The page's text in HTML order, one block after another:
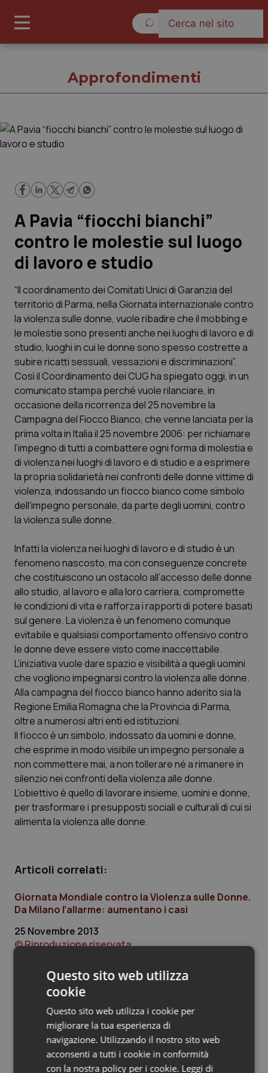
Governo e Parlamento
Regioni e Asl
Lavoro e Professioni
Scienza e Farmaci
Studi e Analisi
Lettere al direttore
Edizioni Regionali
QS Pro
Professionisti Sanitari.AI
Abruzzo
Basilicata
Calabria
Campania
Emilia-Romagna
Friuli Venezia Giulia
Lazio
Liguria
Lombardia
Marche
Molise
Piemonte
Sardegna
Sicilia
Toscana
Umbria
QS Pro Gold
Artrite & artrosi
Asma & BPCO
Car-T
Colesterolo & coronaropatie
Dermatite Atopica
Diabete & glucometri
Disturbi dell’umore
Dolore
Donna & Salute
Epatiti
HIV
Malattia di Crohn & Rettocolite Ulcerosa
Neuroscienze & patologie neurodegenerative
Obesità
Oftalmologia
QS Club Newsletter
Approfondimenti
A Pavia “fiocchi bianchi”
contro le molestie sul luogo
di lavoro e studio
“Il coordinamento dei Comitati Unici di Garanzia del
territorio di Parma, nella Giornata internazionale contro
la violenza sulle donne, vuole ribadire che il mobbing e
le molestie sono presenti anche nei luoghi di lavoro e di
studio, luoghi in cui le donne sono spesso costrette a
subire ricatti sessuali, vessazioni e discriminazioni”.
Così il Coordinamento dei CUG ha spiegato oggi, in un
comunicato stampa perché vuole rilanciare, in
occasione della ricorrenza del 25 novembre la
Campagna del Fiocco Bianco, che venne lanciata per la
prima volta in Italia il 25 novembre 2006: per richiamare
l’impegno di tutti a combattere ogni forma di molestia e
di violenza nei luoghi di lavoro e di studio e a esprimere
la propria solidarietà nei confronti delle donne vittime di
violenza, indossando un fiocco bianco come simbolo
dell'impegno personale, da parte degli uomini, contro
la violenza sulle donne.
Infatti la violenza nei luoghi di lavoro e di studio è un
fenomeno nascosto, ma con conseguenze concrete
che costituiscono un ostacolo all’accesso delle donne
allo studio, al lavoro e alla loro carriera, compromette
le condizioni di vita e rafforza i rapporti di potere basati
sul genere. La violenza è un fenomeno comunque
evitabile e qualsiasi comportamento offensivo contro
le donne deve essere visto come inaccettabile.
L’iniziativa vuole dare spazio e visibilità a quegli uomini
che vogliono impegnarsi contro la violenza alle donne.
Alla campagna del fiocco bianco hanno aderito sia la
Regione Emilia Romagna che la Provincia di Parma,
oltre a numerosi altri enti ed istituzioni.
Il fiocco è un simbolo, indossato da uomini e donne,
che esprime in modo visibile un impegno personale a
non commettere mai, a non tollerare né a rimanere in
silenzio nei confronti della violenza alle donne.
L’obiettivo è quello di lavorare insieme, uomini e donne,
per trasformare i presupposti sociali e culturali di cui si
alimenta la violenza alle donne.
Articoli correlati:
Giornata Mondiale contro la Violenza sulle Donne.
Da Milano l’allarme: aumentano i casi
25 Novembre 2013
© Riproduzione riservata
Ultime analisi e review da QS Pro
Gold
Cloud sanitario: infrastrutture,
compliance, GDPR e Risk management
Questo sito web utilizza
cookie
Questo sito web utilizza i cookie per
migliorare la tua esperienza di
navigazione. Utilizzando il nostro sito web
acconsenti a tutti i cookie in conformità
con la nostra policy per i cookie. Leggi di